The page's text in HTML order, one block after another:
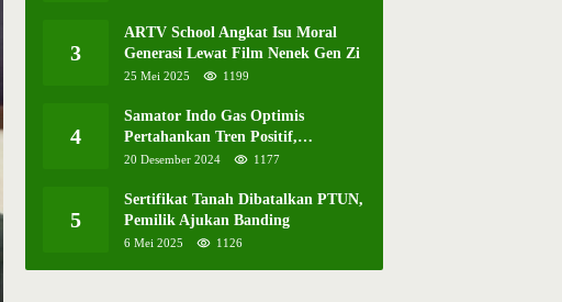
3
ARTV School Angkat Isu Moral
Generasi Lewat Film Nenek Gen Zi
25 Mei 2025 1199
4
Samator Indo Gas Optimis
Pertahankan Tren Positif,
Resmikan Pabrik Hidrogen ke-57 di
20 Desember 2024 1177
5
Sertifikat Tanah Dibatalkan PTUN,
Pemilik Ajukan Banding
6 Mei 2025 1126